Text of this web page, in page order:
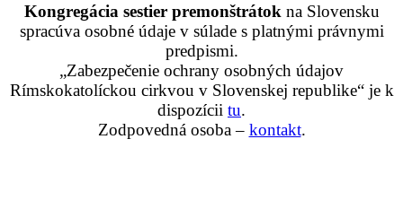
Kongregácia sestier premonštrátok na Slovensku
spracúva osobné údaje v súlade s platnými právnymi
predpismi.
„Zabezpečenie ochrany osobných údajov
Rímskokatolíckou cirkvou v Slovenskej republike“ je k
dispozícii tu.
Zodpovedná osoba – kontakt.